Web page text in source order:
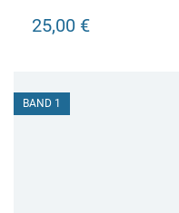
25,00 €
BAND 1